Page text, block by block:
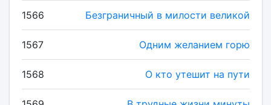
1566 Безграничный в милости великой
1567 Одним желанием горю
1568 О кто утешит на пути